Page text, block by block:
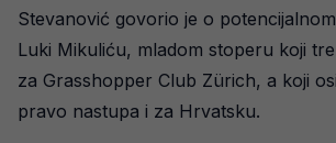
Stevanović govorio je o
Luki Mikuliću, mladom stoperu koji
za Grasshopper Club Zürich, a koji
pravo nastupa i za Hrvatsku.